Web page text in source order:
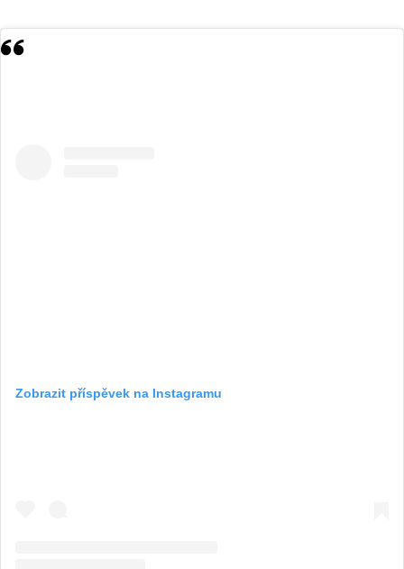
Zobrazit příspěvek na Instagramu